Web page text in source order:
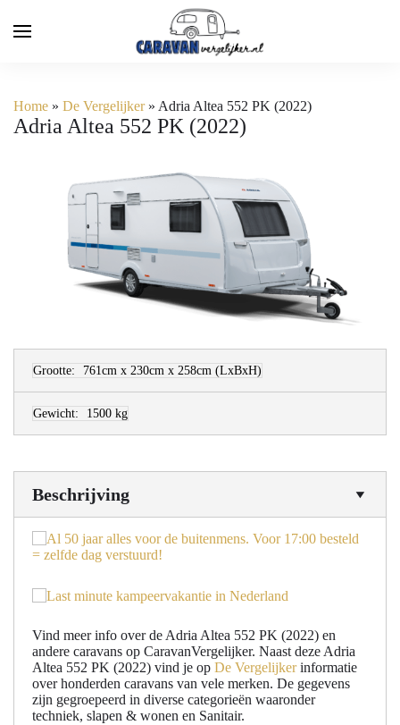
Home » De Vergelijker» Adria Altea 552 PK (2022)
Adria Altea 552 PK (2022)
Grootte: 761cm x 230cm x 258cm (LxBxH)
Gewicht: 1500 kg
Beschrijving
Vind meer info over de Adria Altea 552 PK (2022) en
andere caravans op CaravanVergelijker. Naast deze Adria
Altea 552 PK (2022) vind je op De Vergelijkerinformatie
over honderden caravans van vele merken. De gegevens
zijn gegroepeerd in diverse categorieën waaronder
techniek, slapen & wonen en Sanitair.